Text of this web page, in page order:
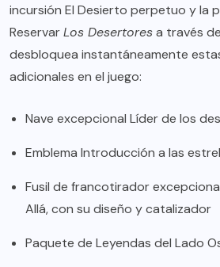
incursión El Desierto perpetuo y la
ReservarLos Desertoresa través
desbloquea instantáneamente
adicionales en el juego:
Nave excepcional Líder de los
Emblema Introducción a las
Fusil de francotirador
Allá, con su diseño y catalizador
Paquete de Leyendas del Lado